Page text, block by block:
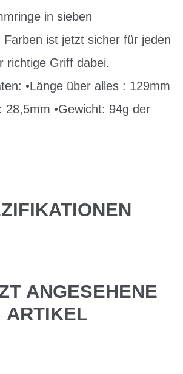
in sieben
Farben ist jetzt sicher für jeden
richtige Griff dabei.
•Länge über alles : 129mm
28,5mm •Gewicht: 94g der
ANGESEHENE
ARTIKEL